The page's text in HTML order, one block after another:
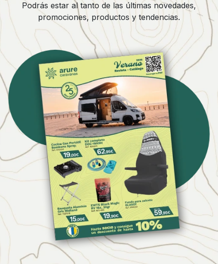
Podrás estar al tanto de las últimas novedades,
promociones, productos y tendencias.